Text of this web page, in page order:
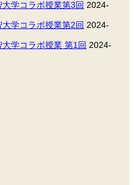
学コラボ授業第3回 2024-
学コラボ授業第2回 2024-
学コラボ授業 第1回 2024-